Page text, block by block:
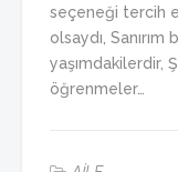
seçeneği tercih
olsaydı,
yaşımdakilerdir,
öğrenmeler…